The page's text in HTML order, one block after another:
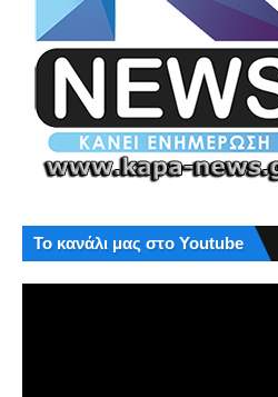
Το κανάλι μας στο Youtube